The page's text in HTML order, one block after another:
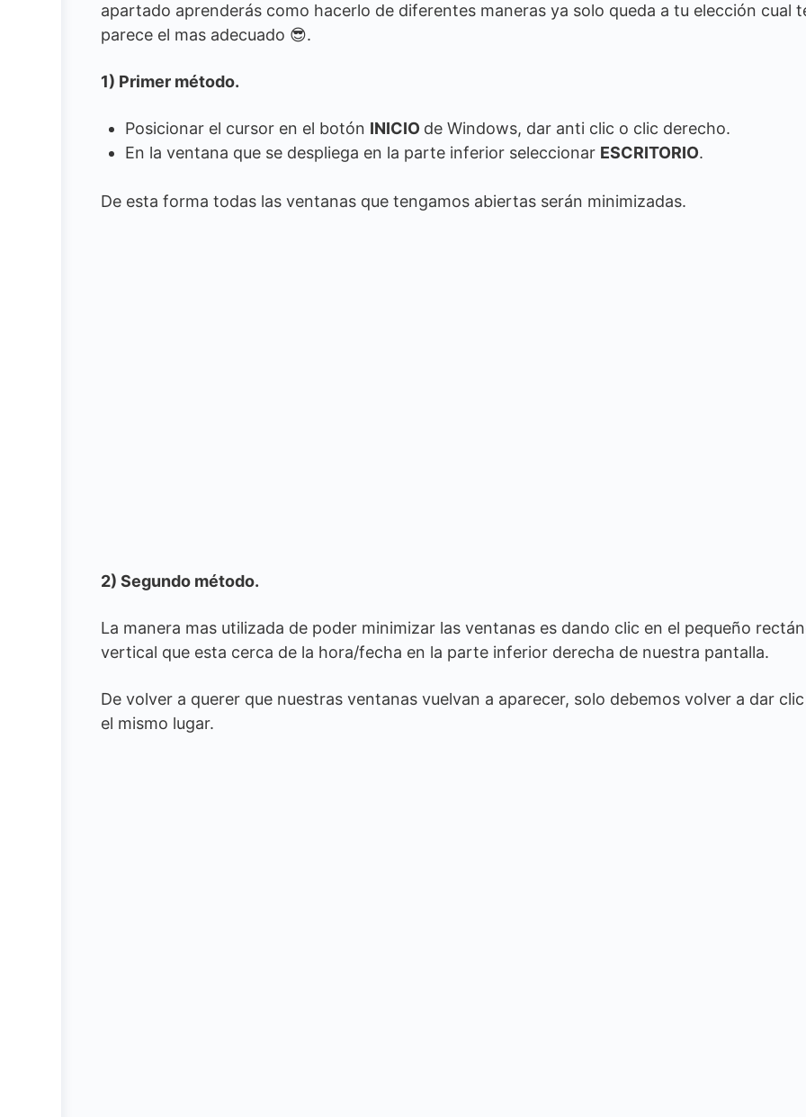
apartado aprenderás como hacerlo de diferentes maneras ya solo queda a tu elección cual
parece el mas adecuado 😎.
1) Primer método.
Posicionar el cursor en el botón INICIO de Windows, dar anti clic o clic derecho.
En la ventana que se despliega en la parte inferior seleccionar ESCRITORIO.
De esta forma todas las ventanas que tengamos abiertas serán minimizadas.
2) Segundo método.
La manera mas utilizada de poder minimizar las ventanas es dando clic en el pequeño
vertical que esta cerca de la hora/fecha en la parte inferior derecha de nuestra pantalla.
De volver a querer que nuestras ventanas vuelvan a aparecer, solo debemos volver a dar
el mismo lugar.